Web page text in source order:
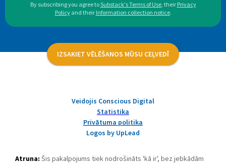
By subscribing you agree toSubstack's Terms of Use, their Privacy
Policy and their Information collection notice.
IZSAKIET VĒLĒŠANOS MŪSU CEĻVEDĪ
Veidojis Conscious Digital
Statistika
Privātuma politika
Logos by UpLead
Atruna: Šis pakalpojums tiek nodrošināts 'kā ir', bez jebkādām